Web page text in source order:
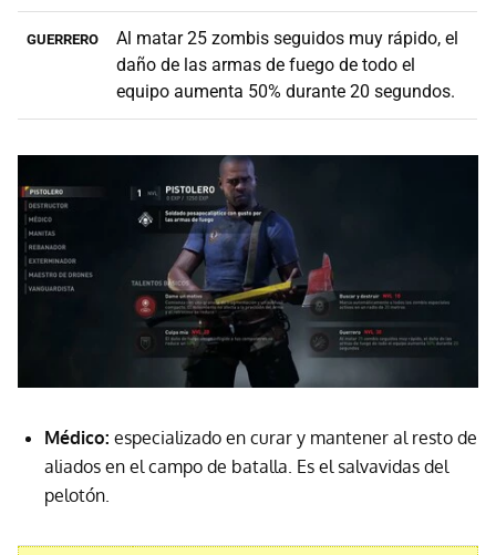
GUERRERO
Al matar 25 zombis seguidos muy rápido, el
daño de las armas de fuego de todo el
equipo aumenta 50% durante 20 segundos.
Médico: especializado en curar y mantener al resto de
aliados en el campo de batalla. Es el salvavidas del
pelotón.